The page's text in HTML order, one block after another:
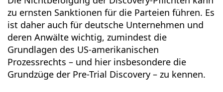
zu ernsten Sanktionen für die Parteien führen. Es
ist daher auch für deutsche Unternehmen und
deren Anwälte wichtig, zumindest die
Grundlagen des US-amerikanischen
Prozessrechts – und hier insbesondere die
Grundzüge der Pre-Trial Discovery – zu kennen.